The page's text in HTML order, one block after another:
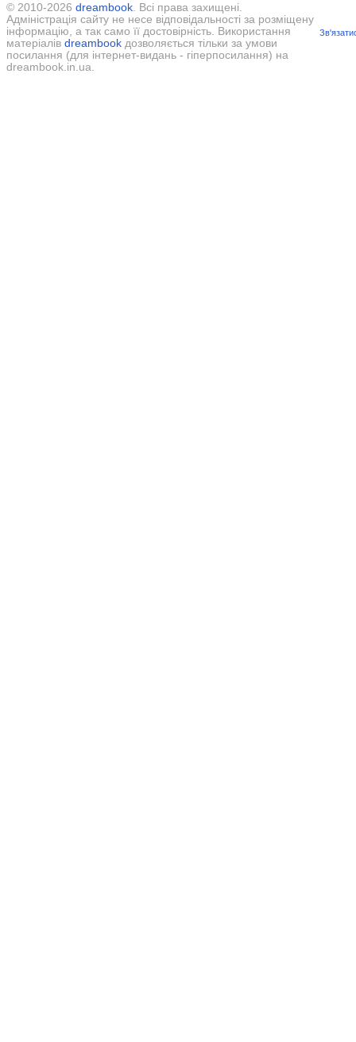
© 2010-2026 dreambook. Всі права захищені.
Адміністрація сайту не несе відповідальності за розміщену
інформацію, а так само її достовірність. Використання
матеріалів dreambook дозволяється тільки за умови
посилання (для інтернет-видань - гіперпосилання) на
dreambook.in.ua.